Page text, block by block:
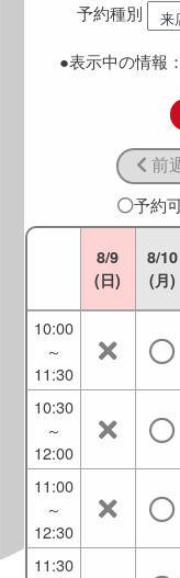
予約種別
●表示中の情報：
前
予約
8/9
(日)
8/10
(月)
9:30
10:00
～
11:30
10:30
～
12:00
11:00
～
12:30
11:30